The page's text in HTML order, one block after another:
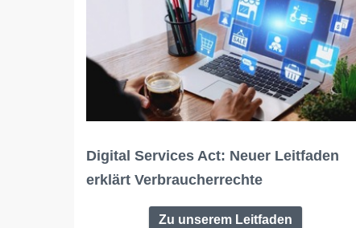
Digital Services Act: Neuer Leitfaden
erklärt Verbraucherrechte
Zu unserem Leitfaden